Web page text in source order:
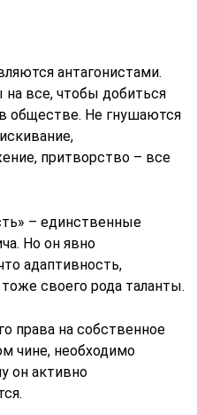
антагонистами.
на все, чтобы добиться
обществе. Не гнушаются
притворство – все
– единственные
Но он явно
адаптивность,
своего рода таланты.
права на собственное
чине, необходимо
он активно